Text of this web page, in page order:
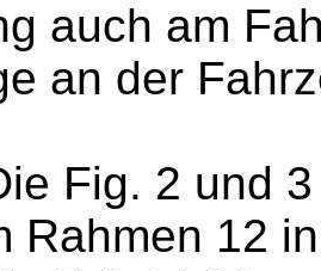
auch am
an der
Fig. 2 und
Rahmen 12